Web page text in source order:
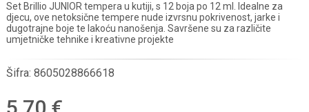
Set Brillio JUNIOR tempera u kutiji, s 12 boja po 12 ml. Idealne za
djecu, ove netoksične tempere nude izvrsnu pokrivenost, jarke i
dugotrajne boje te lakoću nanošenja. Savršene su za različite
umjetničke tehnike i kreativne projekte
Šifra: 8605028866618